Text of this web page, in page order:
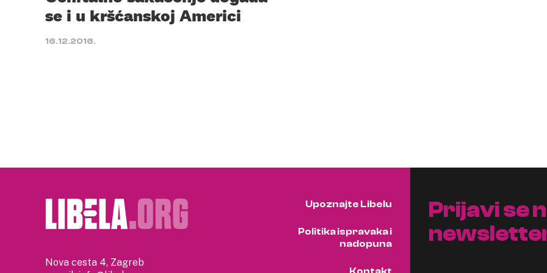
se i u kršćanskoj Americi
16.12.2016.
Nova cesta 4, Zagreb
Upoznajte Libelu
Politika ispravaka i
nadopuna
Prijavi se